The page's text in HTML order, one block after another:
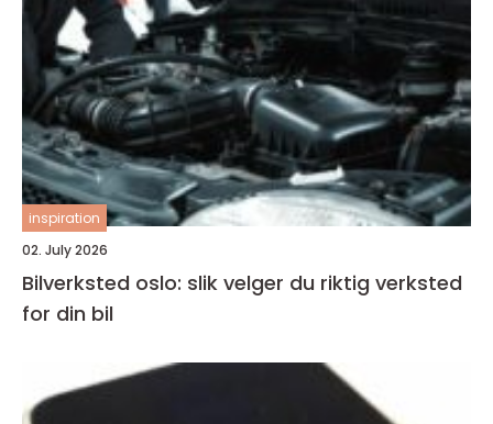
inspiration
02. July 2026
Bilverksted oslo: slik velger du riktig verksted
for din bil